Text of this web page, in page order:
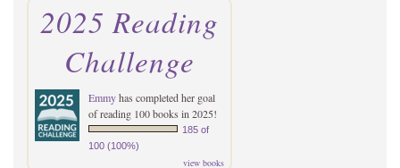
2025 Reading
Challenge
Emmyhas completed her goal
of reading 100 books in 2025!
185 of
100 (100%)
view books